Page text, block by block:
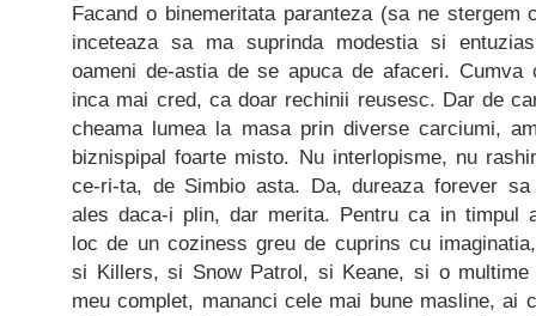
Facand o binemeritata paranteza (sa ne
inceteaza sa ma suprinda modestia si
oameni de-astia de se apuca de afaceri.
inca mai cred, ca doar rechinii reusesc. Dar de
cheama lumea la masa prin diverse carciumi,
biznispipal foarte misto. Nu interlopisme, nu
ce-ri-ta, de Simbio asta. Da, dureaza forever
ales daca-i plin, dar merita. Pentru ca in timpul
loc de un coziness greu de cuprins cu
si Killers, si Snow Patrol, si Keane, si o
meu complet, mananci cele mai bune masline, ai